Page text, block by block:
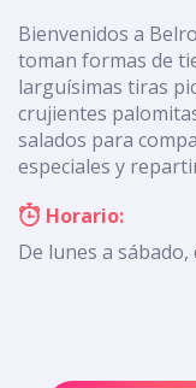
Bienvenidos a
toman formas de
larguísimas tiras
crujientes
salados para
especiales y
Horario:
De lunes a sábado,